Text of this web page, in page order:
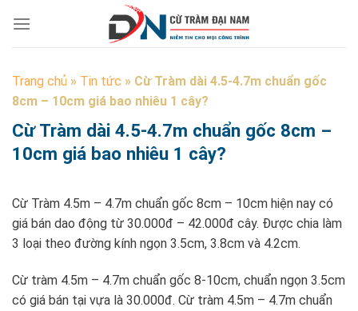
Trang chủ » Tin tức » Cừ Tràm dài 4.5-4.7m chuẩn gốc
8cm – 10cm giá bao nhiêu 1 cây?
Cừ Tràm dài 4.5-4.7m chuẩn gốc 8cm –
10cm giá bao nhiêu 1 cây?
Cừ Tràm 4.5m – 4.7m chuẩn gốc 8cm – 10cm hiện nay có
giá bán dao động từ 30.000đ – 42.000đ cây. Được chia làm
3 loại theo đường kính ngọn 3.5cm, 3.8cm và 4.2cm.
Cừ tràm 4.5m – 4.7m chuẩn gốc 8-10cm, chuẩn ngọn 3.5cm
có giá bán tại vựa là 30.000đ. Cừ tràm 4.5m – 4.7m chuẩn